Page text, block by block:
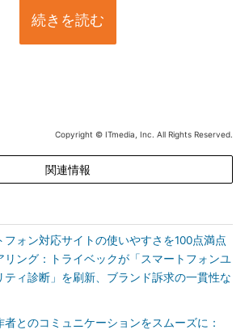
続きを読む
Copyright © ITmedia, Inc. All Rights Reserved.
関連情報
フォン対応サイトの使いやすさを100点満点
リング：トライベックが「スマートフォンユ
ティ診断」を刷新、ブランド訴求の一貫性な
者とのコミュニケーションをスムーズに：